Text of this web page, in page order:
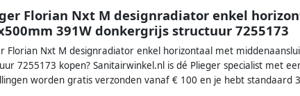
Florian Nxt M designradiator enkel
391W donkergrijs structuur 7255173
Florian Nxt M designradiator enkel horizontaal met
7255173 kopen? Sanitairwinkel.nl is dé Plieger specialist met
worden gratis verzonden vanaf € 100 en je hebt standaard